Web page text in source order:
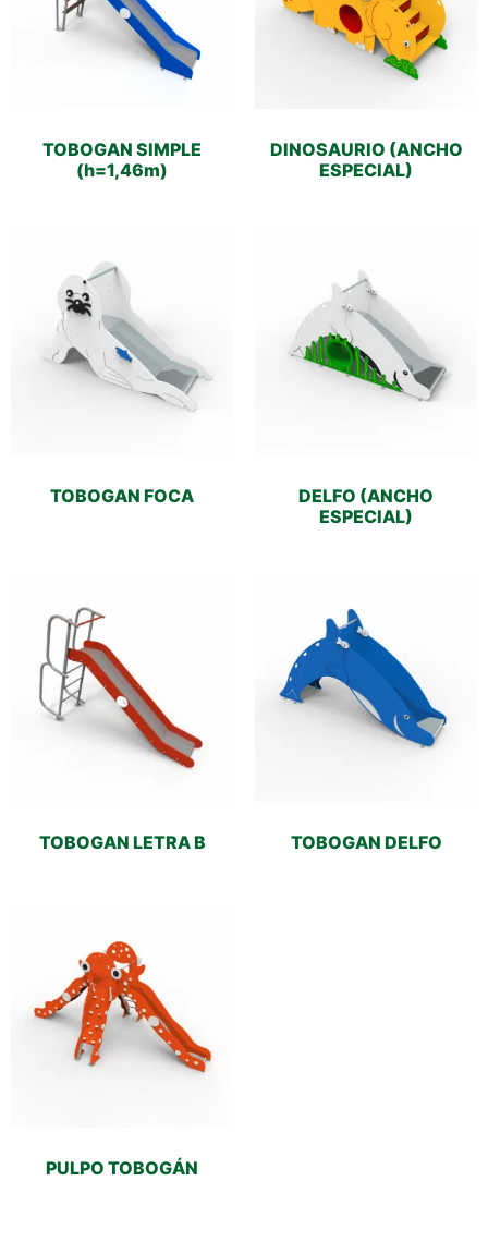
TOBOGAN SIMPLE
(h=1,46m)
DINOSAURIO (ANCHO
ESPECIAL)
TOBOGAN FOCA
DELFO (ANCHO
ESPECIAL)
TOBOGAN LETRA B TOBOGAN DELFO
PULPO TOBOGÁN